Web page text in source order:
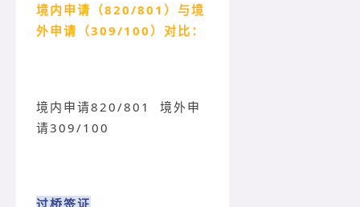
境内申请（820/801）与境
外申请（309/100）对比：
境内申请820/801 境外申
请309/100